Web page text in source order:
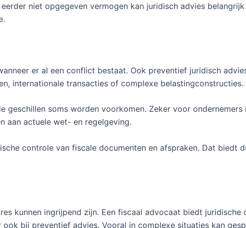
niet opgegeven vermogen kan juridisch advies
er al een conflict bestaat. Ook preventief juridisch
internationale transacties of complexe belastingconstructies.
geschillen soms worden voorkomen. Zeker voor
aan actuele wet- en regelgeving.
controle van fiscale documenten en afspraken. Dat biedt
kunnen ingrijpend zijn. Een fiscaal advocaat biedt juridische
bij preventief advies. Vooral in complexe situaties kan